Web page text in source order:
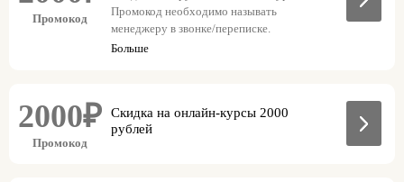
Промокод
Промокод необходимо называть
менеджеру в звонке/переписке.
Больше
2000₽
Промокод
Скидка на онлайн-курсы 2000
рублей